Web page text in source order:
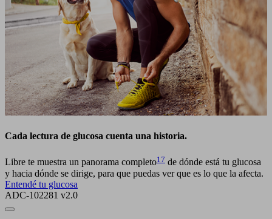
Cada lectura de glucosa cuenta una historia.
Libre te muestra un panorama completo17 de dónde está tu glucosa
y hacia dónde se dirige, para que puedas ver que es lo que la afecta.
Entendé tu glucosa
ADC-102281 v2.0